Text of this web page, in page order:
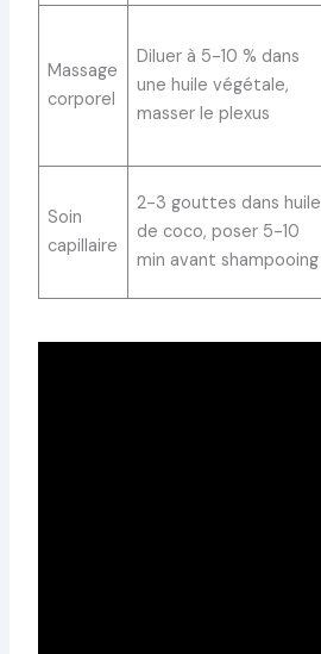
Massage
corporel
Diluer à 5-10 % dans
une huile végétale,
masser le plexus
Soin
capillaire
2-3 gouttes dans huile
de coco, poser 5-10
min avant shampooing